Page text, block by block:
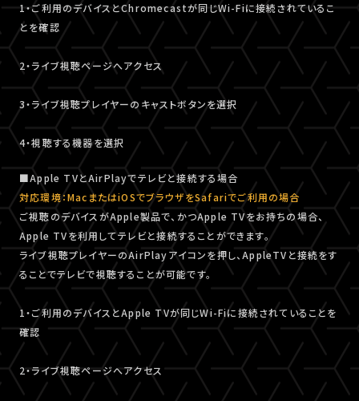
1・ご利用のデバイスとChromecastが同じWi-Fiに接続されているこ
とを確認
2・ライブ視聴ページへアクセス
3・ライブ視聴プレイヤーのキャストボタンを選択
4・視聴する機器を選択
■Apple TVとAirPlayでテレビと接続する場合
対応環境：MacまたはiOSでブラウザをSafariでご利用の場合
ご視聴のデバイスがApple製品で、かつApple TVをお持ちの場合、
Apple TVを利用してテレビと接続することができます。
ライブ視聴プレイヤーのAirPlayアイコンを押し、AppleTVと接続をす
ることでテレビで視聴することが可能です。
1・ご利用のデバイスとApple TVが同じWi-Fiに接続されていることを
確認
2・ライブ視聴ページへアクセス